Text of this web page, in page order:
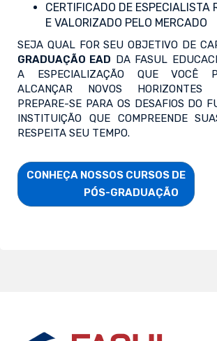
CERTIFICADO DE ESPECIALISTA
E VALORIZADO PELO MERCADO
SEJA QUAL FOR SEU OBJETIVO DE
GRADUAÇÃO EAD DA FASUL
A ESPECIALIZAÇÃO QUE VOCÊ
ALCANÇAR NOVOS HORIZONTES
PREPARE-SE PARA OS DESAFIOS DO
INSTITUIÇÃO QUE COMPREENDE
RESPEITA SEU TEMPO.
CONHEÇA NOSSOS CURSOS DE
                        PÓS-GRADUAÇÃO